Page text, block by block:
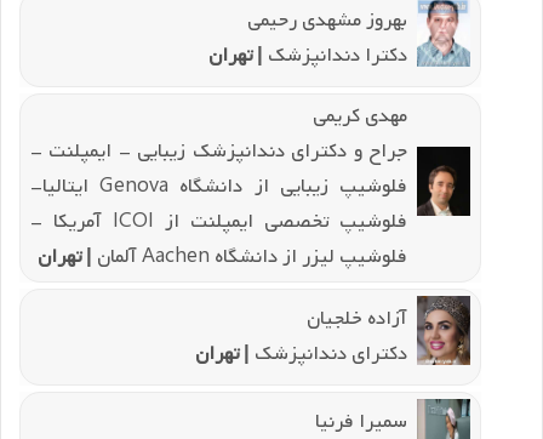
بهروز مشهدی رحیمی
دکترا دندانپزشک | تهران
مهدی کریمی
جراح و دکترای دندانپزشک زیبایی - ایمپلنت -
فلوشیپ زیبایی از دانشگاه Genova ایتالیا-
فلوشیپ تخصصی ایمپلنت از ICOI آمریکا -
فلوشیپ لیزر از دانشگاه Aachen آلمان
| تهران
آزاده خلجیان
دکترای دندانپزشک | تهران
سمیرا فرنیا